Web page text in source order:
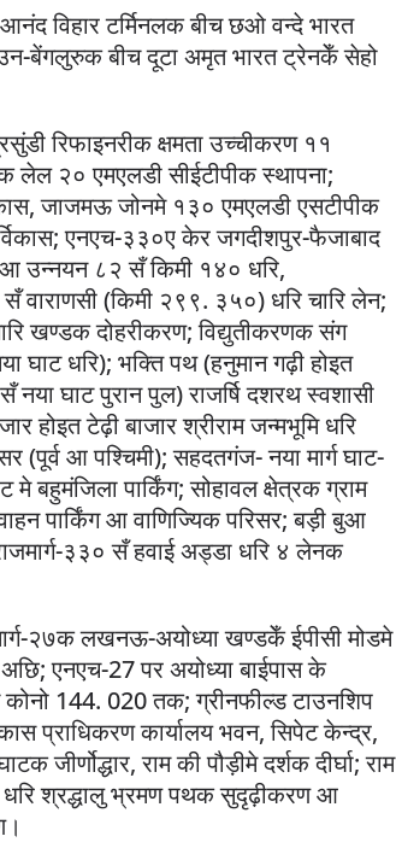
विहार टर्मिनलक बीच छओ वन्दे भारत
बेंगलुरुक बीच दूटा अमृत भारत ट्रेनकेँ सेहो
रिफाइनरीक क्षमता उच्चीकरण ११
लेल २० एमएलडी सीईटीपीक स्थापना;
जाजमऊ जोनमे १३० एमएलडी एसटीपीक
एनएच-३३०ए केर जगदीशपुर-फैजाबाद
८२ सँ किमी १४० धरि,
(किमी २९९. ३५०) धरि चारि लेन;
खण्डक दोहरीकरण; विद्युतीकरणक संग
घाट धरि); भक्ति पथ (हनुमान गढ़ी होइत
नया घाट पुरान पुल) राजर्षि दशरथ स्वशासी
होइत टेढ़ी बाजार श्रीराम जन्मभूमि धरि
(पूर्व आ पश्चिमी); सहदतगंज- नया मार्ग घाट-
बहुमंजिला पार्किंग; सोहावल क्षेत्रक ग्राम
पार्किंग आ वाणिज्यिक परिसर; बड़ी बुआ
३३० सँ हवाई अड्डा धरि ४ लेनक
२७क लखनऊ-अयोध्या खण्डकेँ ईपीसी मोडमे
एनएच-27 पर अयोध्या बाईपास के
144. 020 तक; ग्रीनफील्ड टाउनशिप
प्राधिकरण कार्यालय भवन, सिपेट केन्द्र,
जीर्णोद्धार, राम की पौड़ीमे दर्शक दीर्घा; राम
धरि श्रद्धालु भ्रमण पथक सुदृढ़ीकरण आ